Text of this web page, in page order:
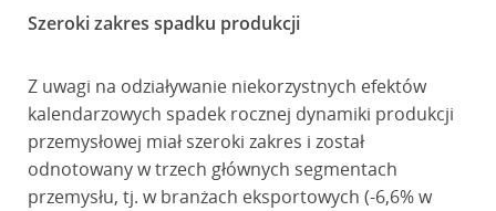
Szeroki zakres spadku produkcji
Z uwagi na odziaływanie niekorzystnych efektów
kalendarzowych spadek rocznej dynamiki produkcji
przemysłowej miał szeroki zakres i został
odnotowany w trzech głównych segmentach
przemysłu, tj. w branżach eksportowych (-6,6% w